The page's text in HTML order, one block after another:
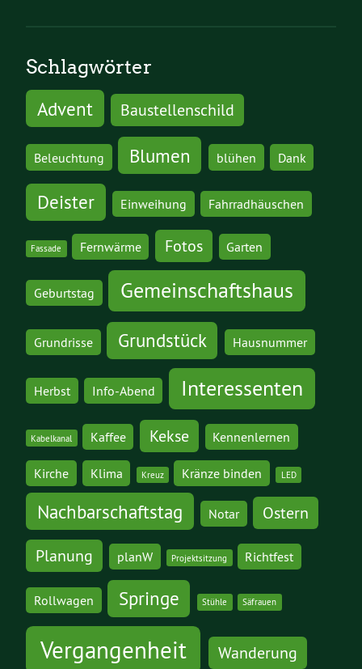
Schlagwörter
Advent
Baustellenschild
Beleuchtung Blumen blühen Dank
Deister Einweihung Fahrradhäuschen
Fassade Fernwärme Fotos Garten
Geburtstag Gemeinschaftshaus
Grundrisse Grundstück Hausnummer
Herbst Info-Abend Interessenten
Kabelkanal Kaffee Kekse Kennenlernen
Kirche Klima Kreuz Kränze binden LED
Nachbarschaftstag Notar Ostern
Planung planW Projektsitzung Richtfest
Rollwagen Springe Stühle Säfrauen
Vergangenheit Wanderung